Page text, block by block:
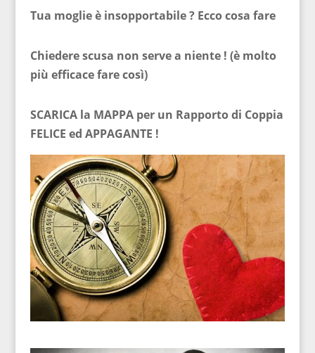
Tua moglie è insopportabile ? Ecco cosa fare
Chiedere scusa non serve a niente ! (è molto
più efficace fare così)
SCARICA la MAPPA per un Rapporto di Coppia
FELICE ed APPAGANTE !